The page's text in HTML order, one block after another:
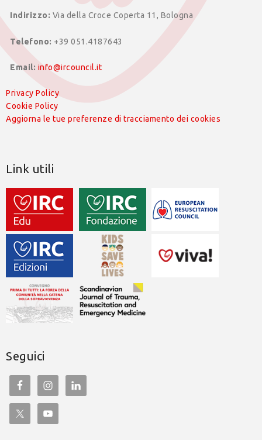
Indirizzo: Via della Croce Coperta 11, Bologna
Telefono: +39 051.4187643
Email: info@ircouncil.it
Privacy Policy
Cookie Policy
Aggiorna le tue preferenze di tracciamento dei cookies
Link utili
Seguici